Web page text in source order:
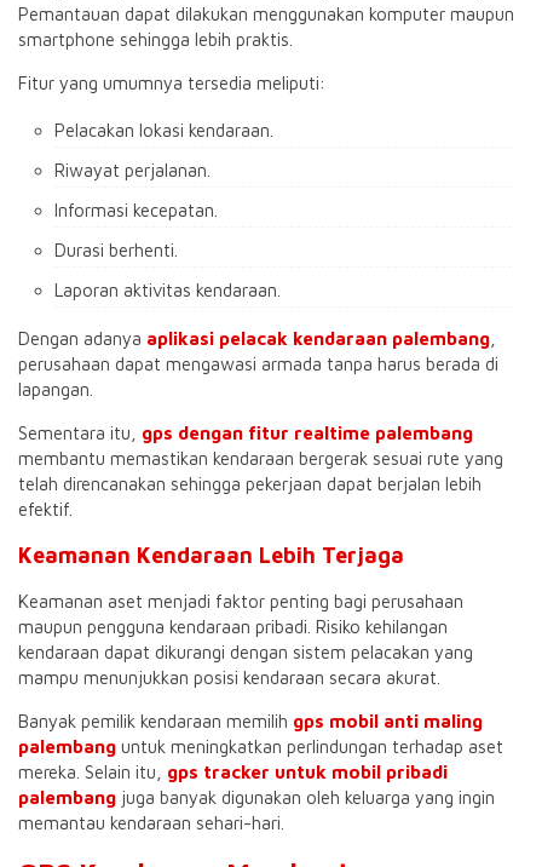
Pemantauan dapat dilakukan menggunakan komputer maupun
smartphone sehingga lebih praktis.
Fitur yang umumnya tersedia meliputi:
Pelacakan lokasi kendaraan.
Riwayat perjalanan.
Informasi kecepatan.
Durasi berhenti.
Laporan aktivitas kendaraan.
Dengan adanya aplikasi pelacak kendaraan palembang
perusahaan dapat mengawasi armada tanpa harus berada di
lapangan.
Sementara itu, gps dengan fitur realtime palembang
membantu memastikan kendaraan bergerak sesuai rute yang
telah direncanakan sehingga pekerjaan dapat berjalan lebih
efektif.
Keamanan Kendaraan Lebih Terjaga
Keamanan aset menjadi faktor penting bagi perusahaan
maupun pengguna kendaraan pribadi. Risiko kehilangan
kendaraan dapat dikurangi dengan sistem pelacakan yang
mampu menunjukkan posisi kendaraan secara akurat.
Banyak pemilik kendaraan memilih gps mobil anti maling
palembang untuk meningkatkan perlindungan terhadap aset
mereka. Selain itu, gps tracker untuk mobil pribadi
palembang juga banyak digunakan oleh keluarga yang ingin
memantau kendaraan sehari-hari.